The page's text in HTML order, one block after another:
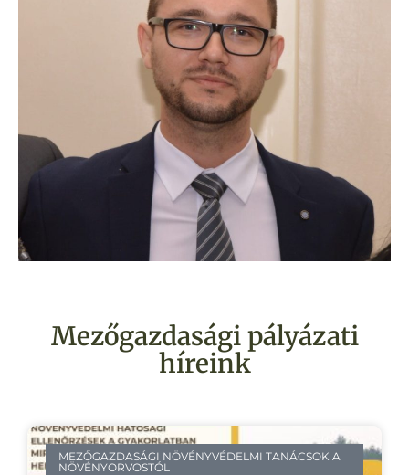
Mezőgazdasági pályázati
híreink
MEZŐGAZDASÁGI NÖVÉNYVÉDELMI TANÁCSOK A
NÖVÉNYORVOSTÓL